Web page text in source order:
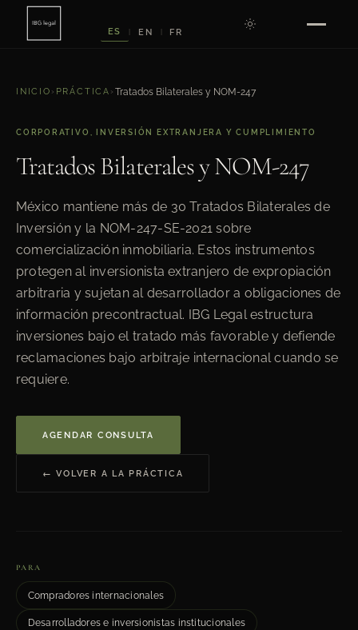
ES EN FR
INICIO › PRÁCTICA › Tratados Bilaterales y NOM-247
CORPORATIVO, INVERSIÓN EXTRANJERA Y CUMPLIMIENTO
Tratados Bilaterales y NOM-247
México mantiene más de 30 Tratados Bilaterales de
Inversión y la NOM-247-SE-2021 sobre
comercialización inmobiliaria. Estos instrumentos
protegen al inversionista extranjero de expropiación
arbitraria y sujetan al desarrollador a obligaciones de
información precontractual. IBG Legal estructura
inversiones bajo el tratado más favorable y defiende
reclamaciones bajo arbitraje internacional cuando se
requiere.
AGENDAR CONSULTA
← VOLVER A LA PRÁCTICA
PARA
Compradores internacionales
Desarrolladores e inversionistas institucionales